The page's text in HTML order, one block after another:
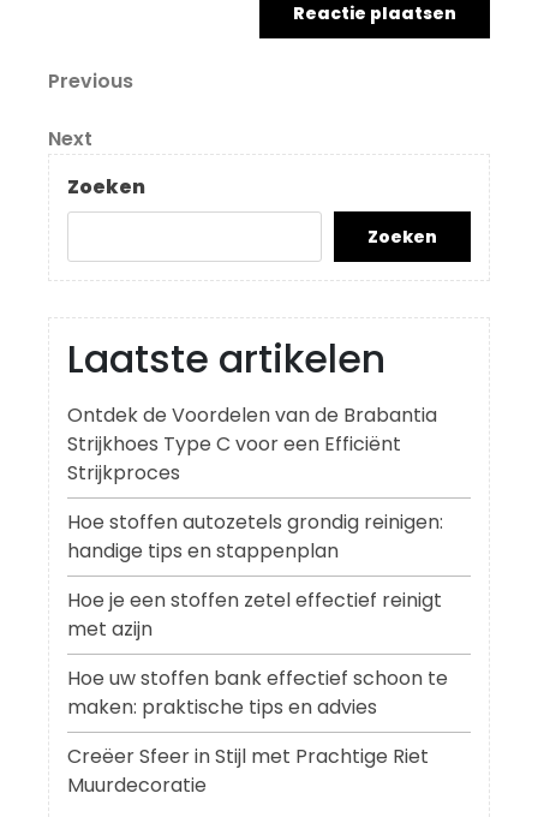
Berichtnavigatie
Previous
Previous
Next
Post
Next
Zoeken
Zoeken
Laatste artikelen
Ontdek de Voordelen van de Brabantia
Strijkhoes Type C voor een Efficiënt
Strijkproces
Hoe stoffen autozetels grondig reinigen:
handige tips en stappenplan
Hoe je een stoffen zetel effectief reinigt
met azijn
Hoe uw stoffen bank effectief schoon te
maken: praktische tips en advies
Creëer Sfeer in Stijl met Prachtige Riet
Muurdecoratie